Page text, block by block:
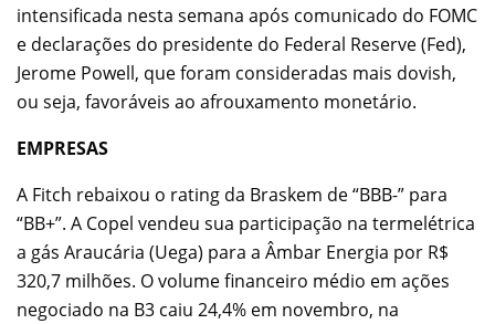
intensificada nesta semana após comunicado do FOMC
e declarações do presidente do Federal Reserve (Fed),
Jerome Powell, que foram consideradas mais dovish,
ou seja, favoráveis ao afrouxamento monetário.
EMPRESAS
A Fitch rebaixou o rating da Braskem de “BBB-” para
“BB+”. A Copel vendeu sua participação na termelétrica
a gás Araucária (Uega) para a Âmbar Energia por R$
320,7 milhões. O volume financeiro médio em ações
negociado na B3 caiu 24,4% em novembro, na